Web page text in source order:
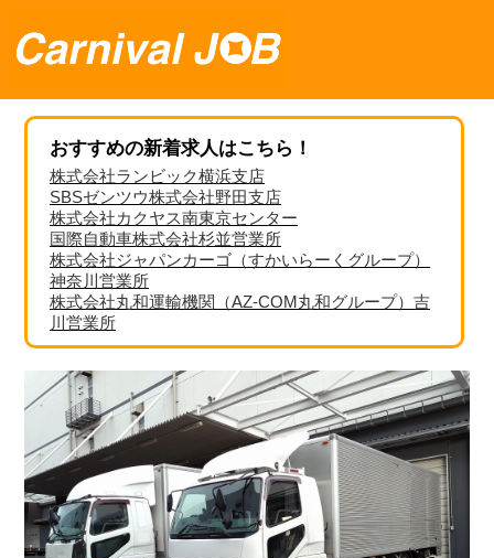
おすすめの新着求人はこちら！
株式会社ランビック横浜支店
SBSゼンツウ株式会社野田支店
株式会社カクヤス南東京センター
国際自動車株式会社杉並営業所
株式会社ジャパンカーゴ（すかいらーくグループ）
神奈川営業所
株式会社丸和運輸機関（AZ-COM丸和グループ）吉
川営業所